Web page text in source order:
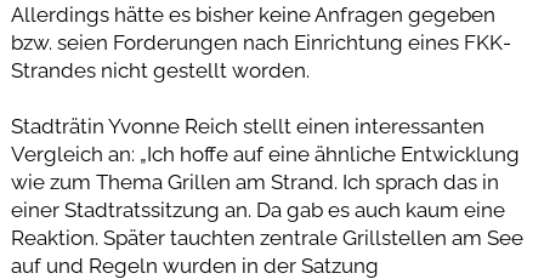
Allerdings hätte es bisher keine Anfragen gegeben
bzw. seien Forderungen nach Einrichtung eines FKK-
Strandes nicht gestellt worden.
Stadträtin Yvonne Reich stellt einen interessanten
Vergleich an: „Ich hoffe auf eine ähnliche Entwicklung
wie zum Thema Grillen am Strand. Ich sprach das in
einer Stadtratssitzung an. Da gab es auch kaum eine
Reaktion. Später tauchten zentrale Grillstellen am See
auf und Regeln wurden in der Satzung